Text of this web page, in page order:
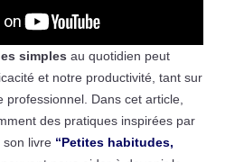
simples au quotidien peut
et notre productivité, tant sur
professionnel. Dans cet article,
des pratiques inspirées par
son livre “Petites habitudes,